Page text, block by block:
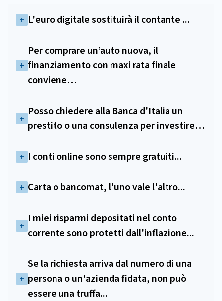
L'euro digitale sostituirà il contante ...
Per comprare un’auto nuova, il
finanziamento con maxi rata finale
conviene…
Posso chiedere alla Banca d'Italia un
prestito o una consulenza per investire…
I conti online sono sempre gratuiti...
Carta o bancomat, l'uno vale l'altro...
I miei risparmi depositati nel conto
corrente sono protetti dall'inflazione...
Se la richiesta arriva dal numero di una
persona o un'azienda fidata, non può
essere una truffa...